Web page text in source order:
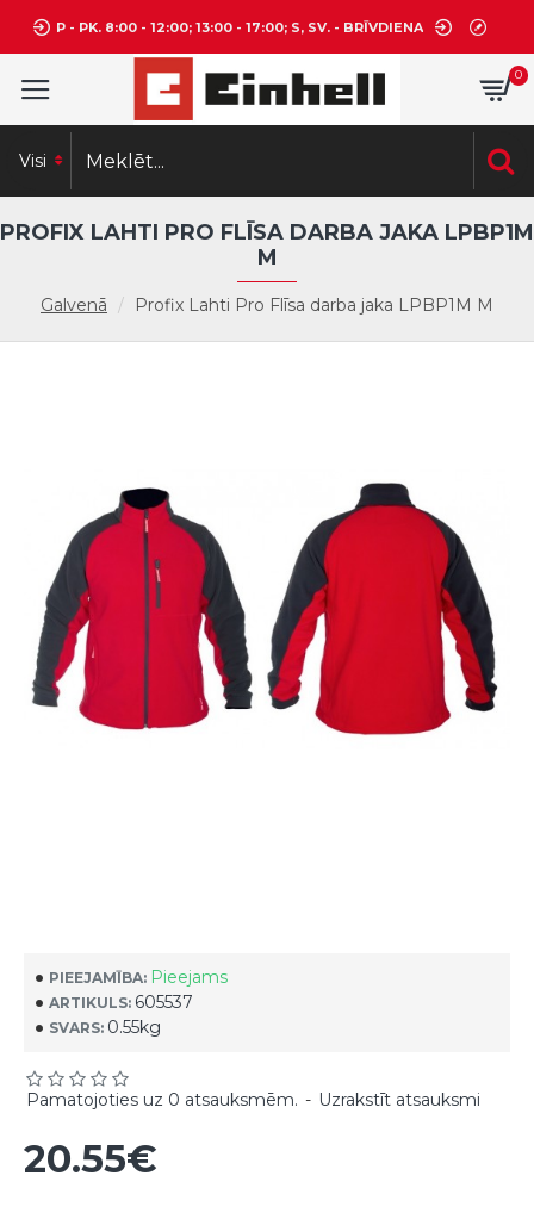
P - PK. 8:00 - 12:00; 13:00 - 17:00; S, SV. - BRĪVDIENA
0
Visi
Galvenā Profix Lahti Pro Flīsa darba jaka LPBP1M M
PROFIX LAHTI PRO FLĪSA DARBA JAKA LPBP1M
M
PIEEJAMĪBA: Pieejams
ARTIKULS: 605537
SVARS: 0.55kg
Pamatojoties uz 0 atsauksmēm. - Uzrakstīt atsauksmi
20.55€